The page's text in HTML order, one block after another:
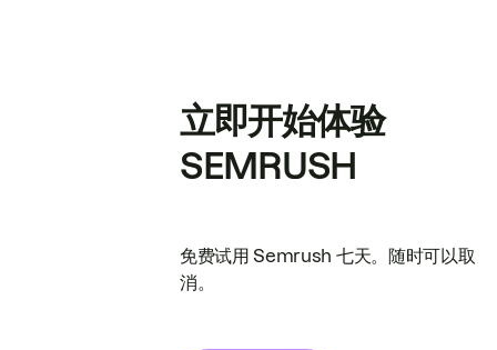
立即开始体验
SEMRUSH
免费试用 Semrush 七天。随时可以取
消。